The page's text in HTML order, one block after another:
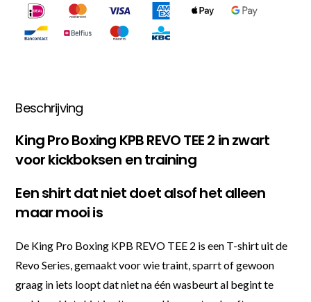
Beschrijving
King Pro Boxing KPB REVO TEE 2 in zwart
voor kickboksen en training
Een shirt dat niet doet alsof het alleen
maar mooi is
De King Pro Boxing KPB REVO TEE 2 is een T-shirt uit de
Revo Series, gemaakt voor wie traint, sparrt of gewoon
graag in iets loopt dat niet na één wasbeurt al begint te